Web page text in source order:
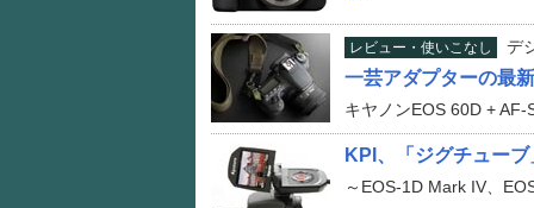
レビュー・使いこなし デ
一芸アダプターの最
キヤノンEOS 60D +
KPI、「ジグチュー
～EOS-1D Mark IV、